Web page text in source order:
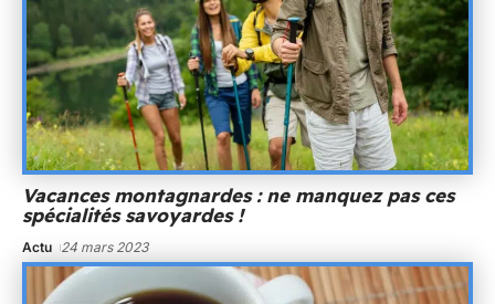
Vacances montagnardes : ne manquez pas ces
spécialités savoyardes !
Actu 24 mars 2023